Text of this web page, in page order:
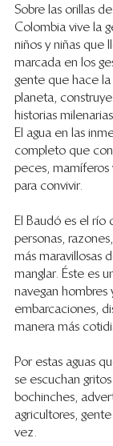
Sobre las orillas
Colombia vive la
niños y niñas que
marcada en los
gente que hace
planeta,
historias
El agua en las
completo que
peces, mamíferos
para convivir.
El Baudó es el río
personas,
más maravillosas
manglar. Éste es
navegan hombres
embarcaciones,
manera más
Por estas aguas
se escuchan
bochinches,
agricultores,
vez.